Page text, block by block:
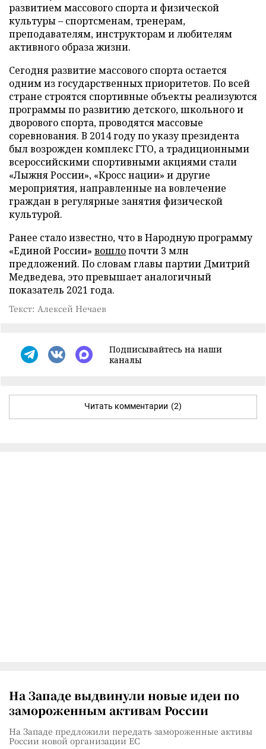
развитием массового спорта и физической
культуры – спортсменам, тренерам,
преподавателям, инструкторам и любителям
активного образа жизни.
Сегодня развитие массового спорта остается
одним из государственных приоритетов. По всей
стране строятся спортивные объекты реализуются
программы по развитию детского, школьного и
дворового спорта, проводятся массовые
соревнования. В 2014 году по указу президента
был возрожден комплекс ГТО, а традиционными
всероссийскими спортивными акциями стали
«Лыжня России», «Кросс нации» и другие
мероприятия, направленные на вовлечение
граждан в регулярные занятия физической
культурой.
Ранее стало известно, что в Народную программу
«Единой России» вошлопочти 3 млн
предложений. По словам главы партии Дмитрий
Медведева, это превышает аналогичный
показатель 2021 года.
Текст: Алексей Нечаев
Подписывайтесь на наши
каналы
Читать комментарии (2)
На Западе выдвинули новые идеи по
замороженным активам России
На Западе предложили передать замороженные активы
России новой организации ЕС